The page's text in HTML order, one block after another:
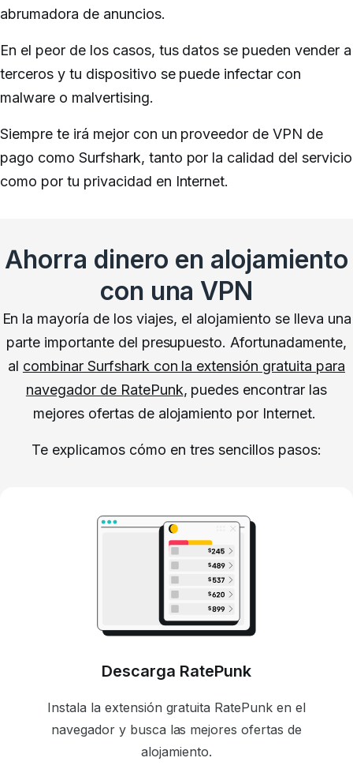
abrumadora de anuncios.
En el peor de los casos, tus datos se pueden vender a
terceros y tu dispositivo se puede infectar con
malware o malvertising.
Siempre te irá mejor con un proveedor de VPN de
pago como Surfshark, tanto por la calidad del servicio
como por tu privacidad en Internet.
Ahorra dinero en alojamiento
con una VPN
En la mayoría de los viajes, el alojamiento se lleva una
parte importante del presupuesto. Afortunadamente,
al combinar Surfshark con la extensión gratuita para
navegador de RatePunk, puedes encontrar las
mejores ofertas de alojamiento por Internet.
Te explicamos cómo en tres sencillos pasos:
Descarga RatePunk
Instala la extensión gratuita RatePunk en el
navegador y busca las mejores ofertas de
alojamiento.